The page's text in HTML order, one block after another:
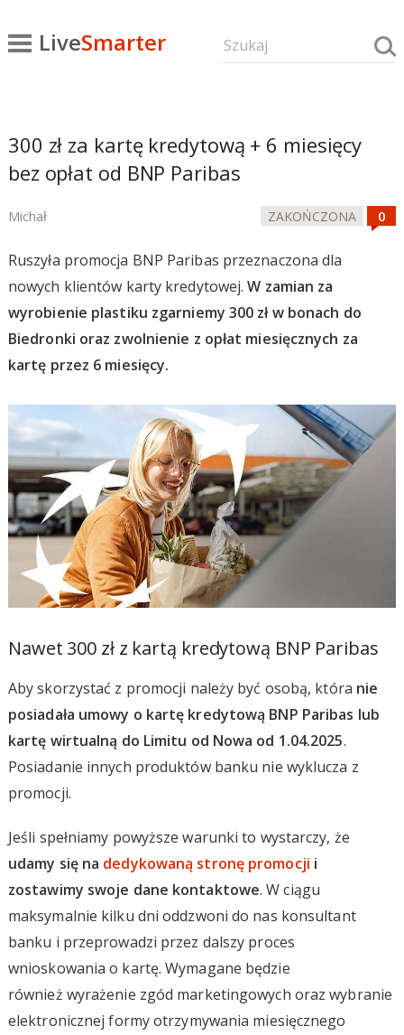
LiveSmarter
300 zł za kartę kredytową + 6 miesięcy
bez opłat od BNP Paribas
Michał ZAKOŃCZONA
Ruszyła promocja BNP Paribas przeznaczona dla
nowych klientów karty kredytowej.W zamian za
wyrobienie plastiku zgarniemy 300 zł w bonach do
Biedronki oraz zwolnienie z opłat miesięcznych za
kartę przez 6 miesięcy.
Nawet 300 zł z kartą kredytową BNP Paribas
Aby skorzystać z promocji należy być osobą, która nie
posiadała umowy o kartę kredytową BNP Paribas lub
kartę wirtualną do Limitu od Nowa od 1.04.2025.
Posiadanie innych produktów banku nie wyklucza z
promocji.
Jeśli spełniamy powyższe warunki to wystarczy, że
udamy się na dedykowaną stronę promocji i
zostawimy swoje dane kontaktowe. W ciągu
maksymalnie kilku dni oddzwoni do nas konsultant
banku i przeprowadzi przez dalszy proces
wnioskowania o kartę. Wymagane będzie
również wyrażenie zgód marketingowych oraz wybranie
elektronicznej formy otrzymywania miesięcznego